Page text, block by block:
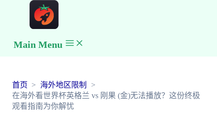
Main Menu
首页
海外地区限制
在海外看世界杯英格兰 vs 刚果 (金)无法播放？这份终极
观看指南为你解忧